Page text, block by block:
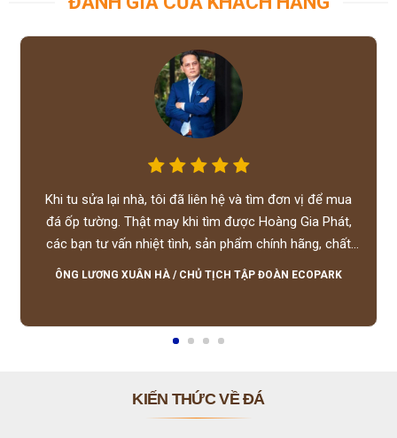
Khi tu sửa lại nhà, tôi đã liên hệ và tìm đơn vị để mua
đá ốp tường. Thật may khi tìm được Hoàng Gia Phát,
các bạn tư vấn nhiệt tình, sản phẩm chính hãng, chất
lượng tốt, giá hợp lý, hỗ trợ tận tình.
ÔNG LƯƠNG XUÂN HÀ / CHỦ TỊCH TẬP ĐOÀN ECOPARK
KIẾN THỨC VỀ ĐÁ